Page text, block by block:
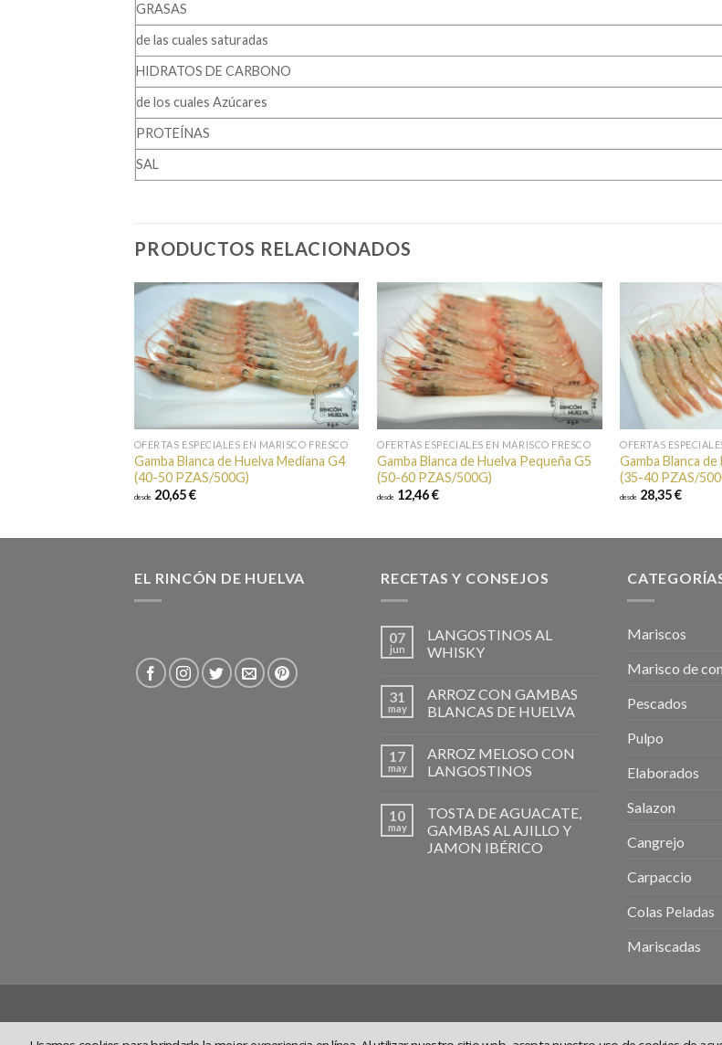
GRASAS
de las cuales saturadas
HIDRATOS DE CARBONO
de los cuales Azúcares
PROTEÍNAS
SAL
PRODUCTOS RELACIONADOS
Añadir a
favoritos
OFERTAS ESPECIALES EN MARISCO FRESCO
Gamba Blanca de Huelva Mediana G4
(40-50 PZAS/500G)
desde20,65 €
Añadir a
favoritos
OFERTAS ESPECIALES EN MARISCO FRESCO
Gamba Blanca de Huelva Pequeña G5
(50-60 PZAS/500G)
desde 12,46 €
OFERTAS
Gamba Blanca
(35-40 PZAS/
desde 28,35 €
EL RINCÓN DE HUELVA RECETAS Y CONSEJOS
07
jun
LANGOSTINOS AL
WHISKY
31
may
ARROZ CON GAMBAS
BLANCAS DE HUELVA
17
may
ARROZ MELOSO CON
LANGOSTINOS
10
may
TOSTA DE AGUACATE,
GAMBAS AL AJILLO Y
JAMON IBÉRICO
Mariscos
Marisco de
Pescados
Pulpo
Elaborados
Salazon
Cangrejo
Carpaccio
Colas Peladas
Mariscadas